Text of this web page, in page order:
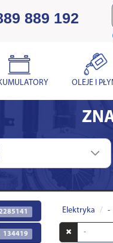
889 192
OLEJE I
Elektryka -
Wyszukaj
w
134419